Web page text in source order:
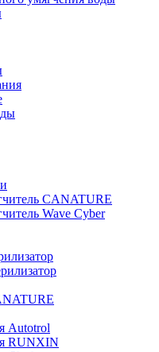
CANATURE
Wave Cyber
Autotrol
RUNXIN